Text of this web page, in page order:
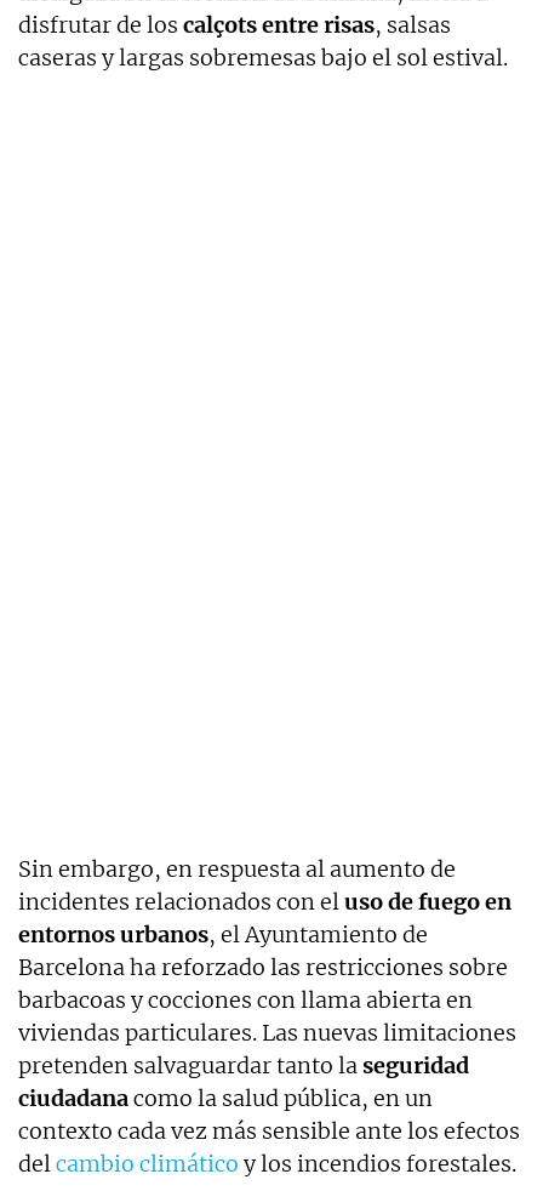
disfrutar de los calçots entre risas, salsas
caseras y largas sobremesas bajo el sol estival.
Sin embargo, en respuesta al aumento de
incidentes relacionados con eluso de fuego en
entornos urbanos, el Ayuntamiento de
Barcelona ha reforzado las restricciones sobre
barbacoas y cocciones con llama abierta en
viviendas particulares. Las nuevas limitaciones
pretenden salvaguardar tanto laseguridad
ciudadanacomo la salud pública, en un
contexto cada vez más sensible ante los efectos
delcambio climático y los incendios forestales.